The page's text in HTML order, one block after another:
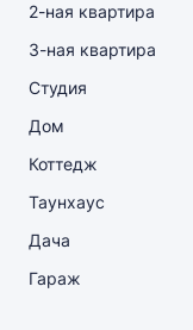
2-ная квартира
3-ная квартира
Студия
Дом
Коттедж
Таунхаус
Дача
Гараж